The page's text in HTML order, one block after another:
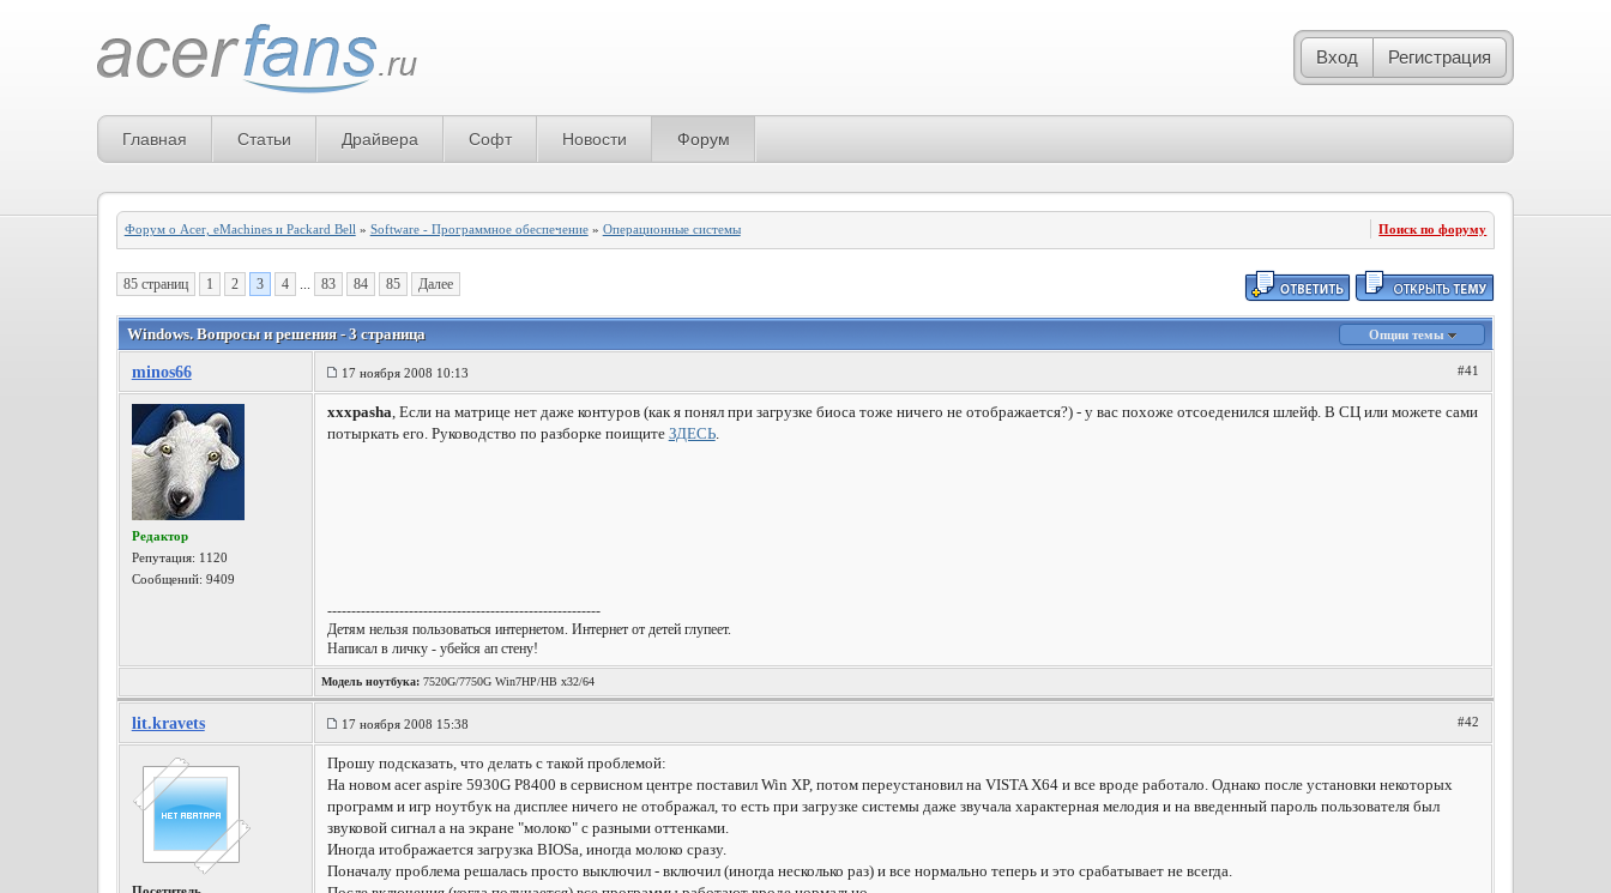
Вход Регистрация
Главная Статьи Драйвера Софт Новости Форум
Форум о Acer, eMachines и Packard Bell » Software - Программное обеспечение» Операционные системы Поиск по форуму
85 страниц 1 2 3 4 ... 83 84 85 Далее
Windows. Вопросы и решения - 3 страница Опции темы
minos66 17 ноября 2008 10:13 #41
Редактор
Репутация: 1120
Сообщений: 9409
xxxpasha, Если на матрице нет даже контуров (как я понял при загрузке биоса тоже ничего не отображается?) - у вас похоже отсоеденился шлейф. В СЦ или можете сами
потыркать его. Руководство по разборке поищите ЗДЕСЬ.
---------------------------------------------------------
Детям нельзя пользоваться интернетом. Интернет от детей глупеет.
Написал в личку - убейся ап стену!
Модель ноутбука:7520G/7750G Win7HP/HB x32/64
lit.kravets 17 ноября 2008 15:38 #42
Прошу подсказать, что делать с такой проблемой:
На новом acer aspire 5930G P8400 в сервисном центре поставил Win XP, потом переустановил на VISTA X64 и все вроде работало. Однако после установки некоторых
программ и игр ноутбук на дисплее ничего не отображал, то есть при загрузке системы даже звучала характерная мелодия и на введенный пароль пользователя был
звуковой сигнал а на экране "молоко" с разными оттенками.
Иногда итображается загрузка BIOSа, иногда молоко сразу.
Поначалу проблема решалась просто выключил - включил (иногда несколько раз) и все нормально теперь и это срабатывает не всегда.